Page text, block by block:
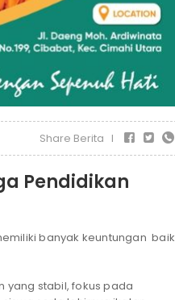
Share Berita I
Pendidikan
banyak keuntungan baik
yang stabil, fokus pada